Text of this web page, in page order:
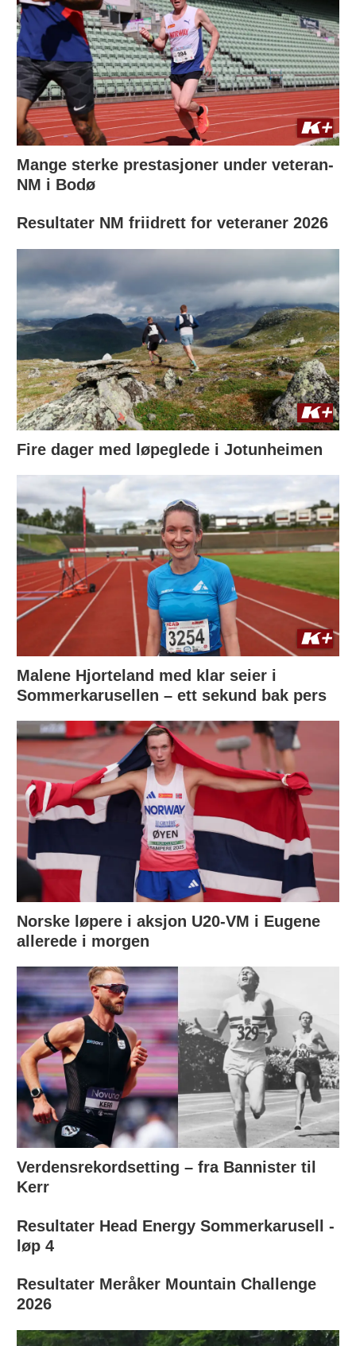
Mange sterke prestasjoner under veteran-
NM i Bodø
Resultater NM friidrett for veteraner 2026
Fire dager med løpeglede i Jotunheimen
Malene Hjorteland med klar seier i
Sommerkarusellen – ett sekund bak pers
Norske løpere i aksjon U20-VM i Eugene
allerede i morgen
Verdensrekordsetting – fra Bannister til
Kerr
Resultater Head Energy Sommerkarusell -
løp 4
Resultater Meråker Mountain Challenge
2026